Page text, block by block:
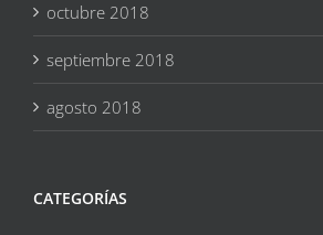
octubre 2018
septiembre 2018
agosto 2018
CATEGORÍAS